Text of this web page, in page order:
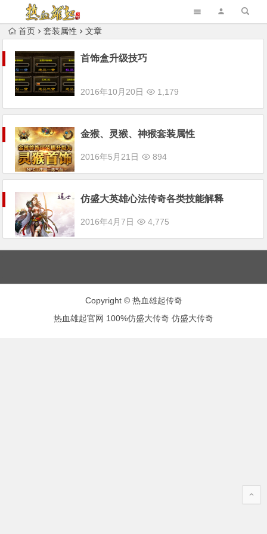
首页 套装属性 文章
首饰盒升级技巧
2016年10月20日 1,179
金猴、灵猴、神猴套装属性
2016年5月21日 894
仿盛大英雄心法传奇各类技能解释
2016年4月7日 4,775
Copyright © 热血雄起传奇
热血雄起官网 100%仿盛大传奇 仿盛大传奇